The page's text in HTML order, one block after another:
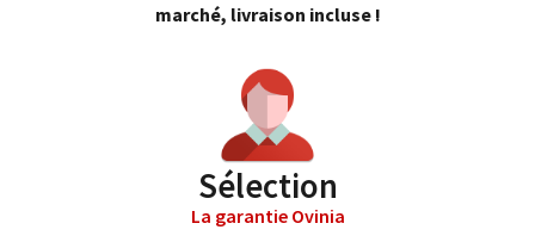
marché, livraison incluse !
Sélection
La garantie Ovinia